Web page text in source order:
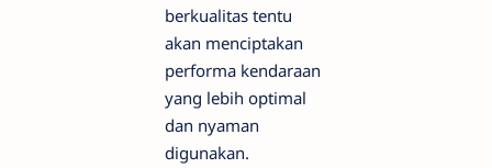
berkualitas tentu
akan menciptakan
performa kendaraan
yang lebih optimal
dan nyaman
digunakan.